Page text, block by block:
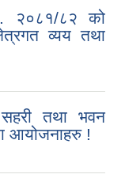
२०८१/८२ को
व्यय तथा
तथा भवन
आयोजनाहरु !